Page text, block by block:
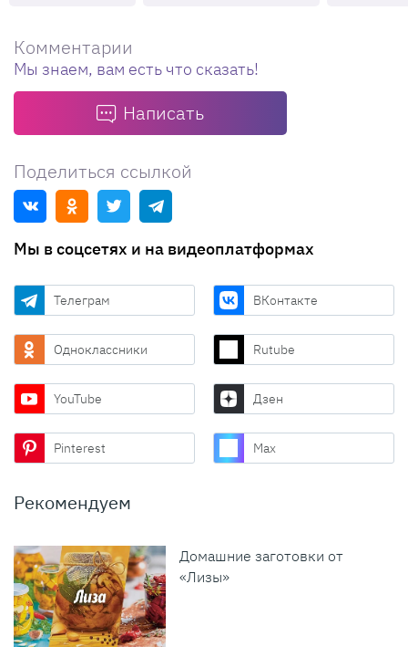
Комментарии
Мы знаем, вам есть что сказать!
Написать
Поделиться ссылкой
Мы в соцсетях и на видеоплатформах
Телеграм ВКонтакте
Одноклассники Rutube
YouTube Дзен
Pinterest Max
Рекомендуем
Домашние заготовки от
«Лизы»